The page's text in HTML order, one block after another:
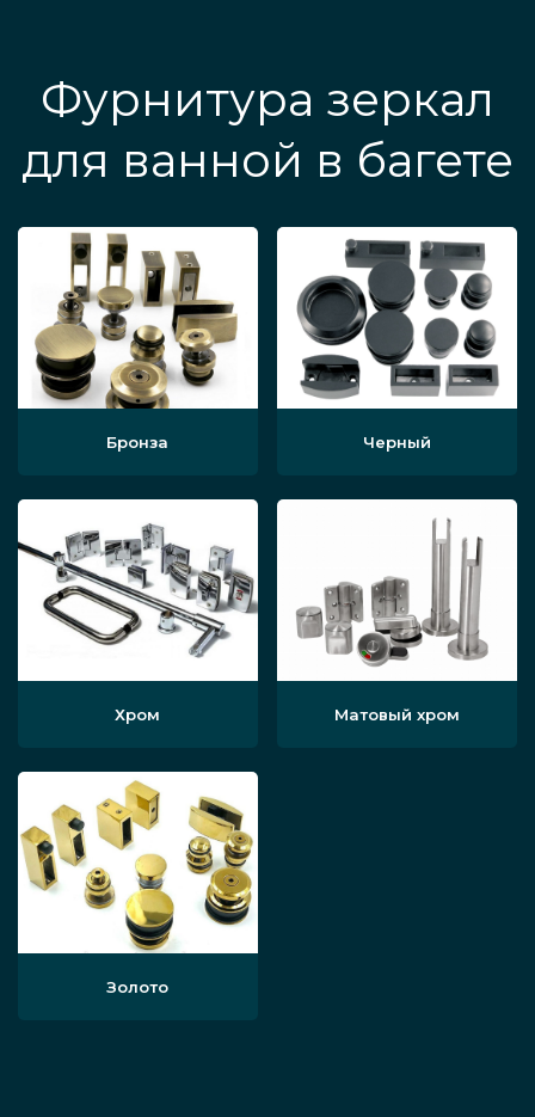
Фурнитура зеркал
для ванной в багете
Бронза Черный
Хром Матовый хром
Золото